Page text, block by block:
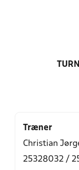
Træner
Christian
25328032 /